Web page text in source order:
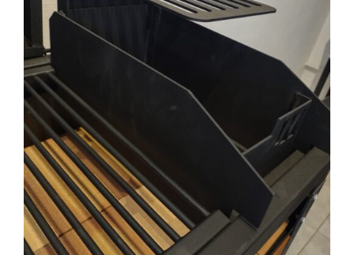
AGREGAR AL CARRITO